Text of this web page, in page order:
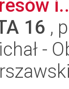
16 ,
-